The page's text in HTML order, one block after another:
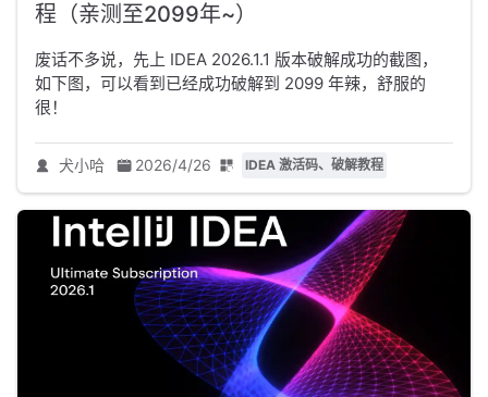
程（亲测至2099年~）
废话不多说，先上 IDEA 2026.1.1 版本破解成功的截图，
如下图，可以看到已经成功破解到 2099 年辣，舒服的
很！
犬小哈 2026/4/26 IDEA 激活码、破解教程